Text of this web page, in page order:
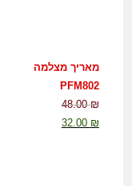
מאריך מצלמה
PFM802
48.00₪
32.00 ₪